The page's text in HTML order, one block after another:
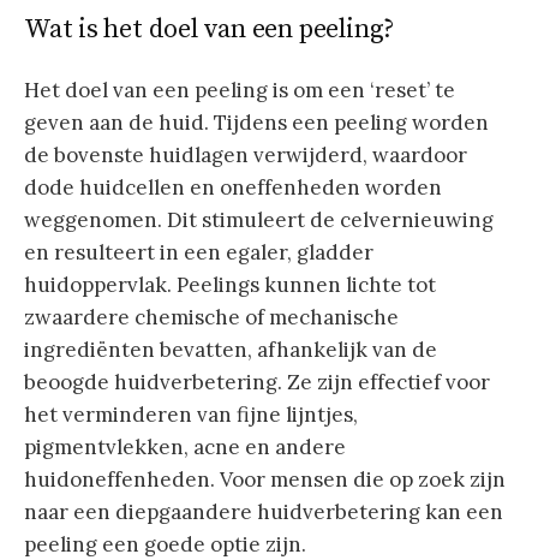
Wat is het doel van een peeling?
Het doel van een peeling is om een ‘reset’ te
geven aan de huid. Tijdens een peeling worden
de bovenste huidlagen verwijderd, waardoor
dode huidcellen en oneffenheden worden
weggenomen. Dit stimuleert de celvernieuwing
en resulteert in een egaler, gladder
huidoppervlak. Peelings kunnen lichte tot
zwaardere chemische of mechanische
ingrediënten bevatten, afhankelijk van de
beoogde huidverbetering. Ze zijn effectief voor
het verminderen van fijne lijntjes,
pigmentvlekken, acne en andere
huidoneffenheden. Voor mensen die op zoek zijn
naar een diepgaandere huidverbetering kan een
peeling een goede optie zijn.